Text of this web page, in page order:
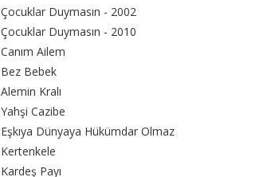
Çocuklar Duymasın - 2002
Çocuklar Duymasın - 2010
Canım Ailem
Bez Bebek
Alemin Kralı
Yahşi Cazibe
Eşkıya Dünyaya Hükümdar Olmaz
Kertenkele
Kardeş Payı